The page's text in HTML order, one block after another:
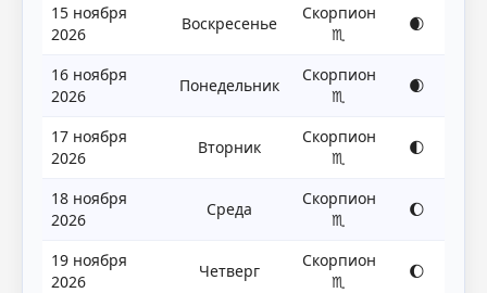
15 ноября
2026
Воскресенье
Скорпион
♏
🌒
16 ноября
2026
Понедельник
Скорпион
♏
🌒
17 ноября
2026
Вторник
Скорпион
♏
🌓
18 ноября
2026
Среда
Скорпион
♏
🌔
19 ноября
2026
Четверг
Скорпион
♏
🌔